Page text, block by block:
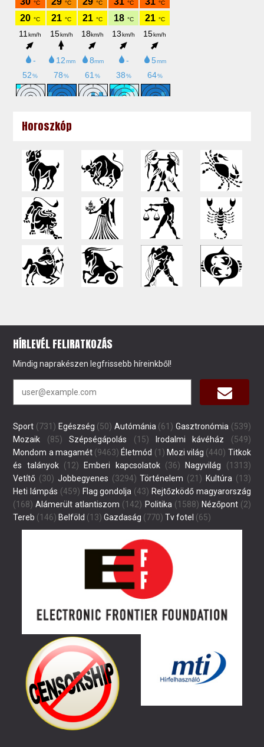
Horoszkóp
HÍRLEVÉL FELIRATKOZÁS
Mindig naprakészen legfrissebb híreinkből!
Sport (731) Egészség (50) Autómánia (61) Gasztronómia (539)
Mozaik (85) Szépségápolás (15) Irodalmi kávéház (549)
Mondom a magamét(9463) Életmód (1) Mozi világ (440) Titkok
és talányok(12) Emberi kapcsolatok(36) Nagyvilág (1313)
Vetítő (30) Jobbegyenes (3294) Történelem (21) Kultúra (13)
Heti lámpás (459) Flag gondolja (43) Rejtőzködő magyarország
(168) Alámerült atlantiszom (142) Politika (1588) Nézőpont(2)
Tereb (146) Belföld (13) Gazdaság (770) Tv fotel (65)